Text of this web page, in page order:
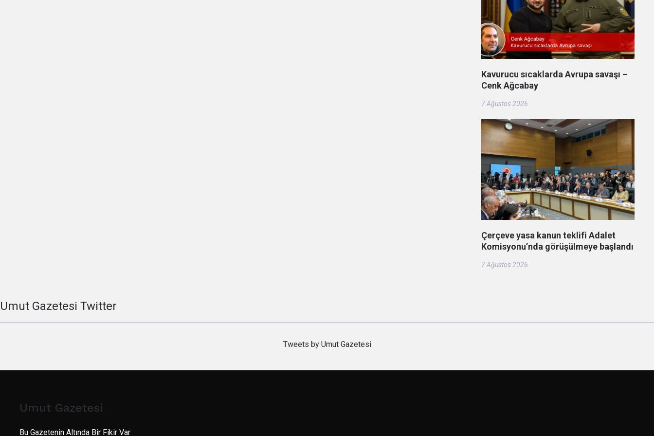
Kavurucu sıcaklarda Avrupa savaşı –
Cenk Ağcabay
7 Ağustos 2026
Çerçeve yasa kanun teklifi Adalet
Komisyonu’nda görüşülmeye başlandı
7 Ağustos 2026
Umut Gazetesi Twitter
Tweets by Umut Gazetesi
Umut Gazetesi
Bu Gazetenin Altında Bir Fikir Var